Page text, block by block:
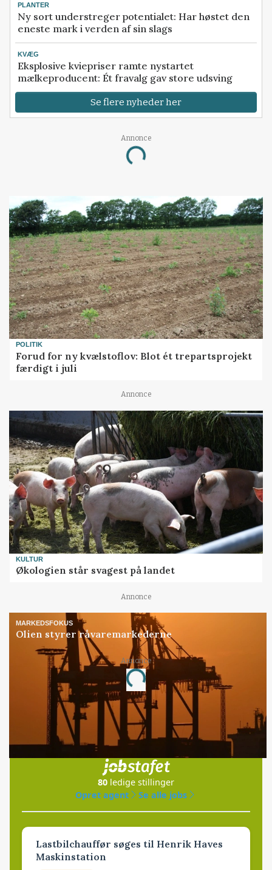
PLANTER
Ny sort understreger potentialet: Har høstet den
eneste mark i verden af sin slags
KVÆG
Eksplosive kviepriser ramte nystartet
mælkeproducent: Ét fravalg gav store udsving
Se flere nyheder her
Annonce
Loading...
POLITIK
Forud for ny kvælstoflov: Blot ét trepartsprojekt
færdigt i juli
Annonce
KULTUR
Økologien står svagest på landet
Annonce
MARKEDSFOKUS
Olien styrer råvaremarkederne
Annonce
Loading...
Jobs
80 ledige stillinger
Opret agent
Se alle jobs
Lastbilchauffør søges til Henrik Haves
Maskinstation